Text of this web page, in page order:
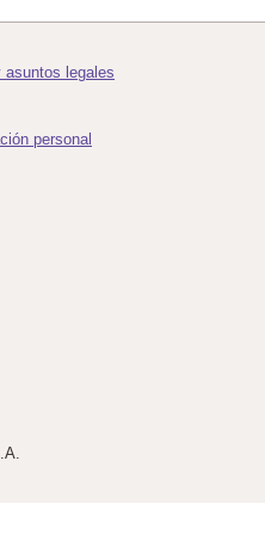
asuntos legales
personal